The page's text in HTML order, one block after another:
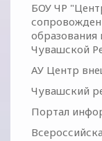
БОУ ЧР
Чувашской
АУ Центр
Чувашский
Портал